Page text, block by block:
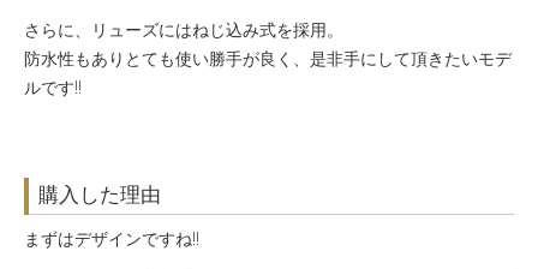
さらに、リューズにはねじ込み式を採用。
防水性もありとても使い勝手が良く、是非手にして頂きたいモデ
ルです‼️
購入した理由
まずはデザインですね‼️